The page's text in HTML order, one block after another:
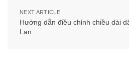
NEXT ARTICLE
Hướng dẫn điều chỉnh chiều dài
Lan